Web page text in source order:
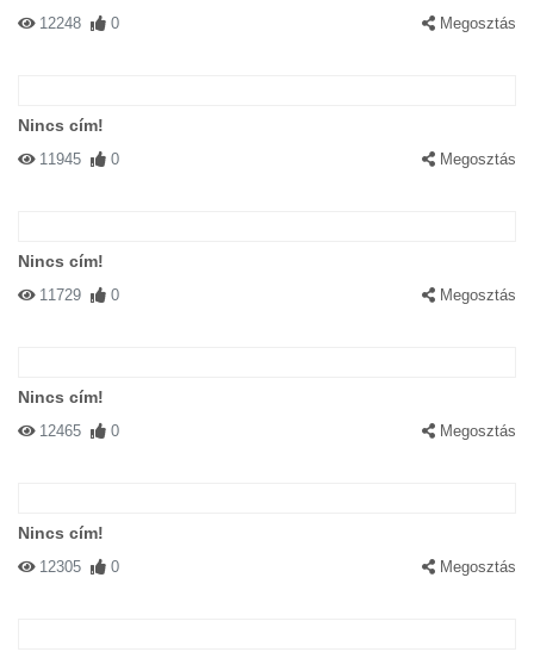
12248 0 Megosztás
Nincs cím!
11945 0 Megosztás
Nincs cím!
11729 0 Megosztás
Nincs cím!
12465 0 Megosztás
Nincs cím!
12305 0 Megosztás